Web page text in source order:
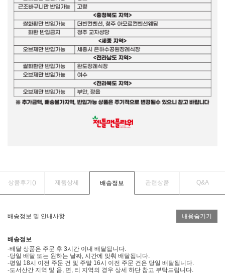
상품후기() 제품상세 배송정보 관련상품 Q&A
배송정보 및 안내사항 내용숨기기
배송정보
-배달 상품은 주문 후 3시간 이내 배달됩니다.
-당일 배달 또는 원하는 날짜, 시간에 맞춰 배달됩니다.
-평일 18시 이전 주문 건 및 주말 16시 이전 주문 건은 당일 배달됩니다.
-도서산간 지역 및 읍, 면, 리 지역의 경우 상세 하단 참고 부탁드립니다.